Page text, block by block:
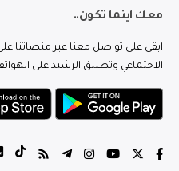
معك اينما تكون..
ابقى على تواصل معنا عبر منصاتنا
الاجتماعي وتطبيق الرشيد على